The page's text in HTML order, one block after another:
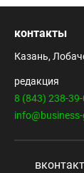
контакты
Казань,
редакция
8 (843) 238-39-